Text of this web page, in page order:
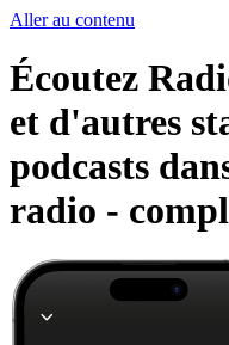
Aller au contenu
Écoutez
et d'autres
podcasts
radio -